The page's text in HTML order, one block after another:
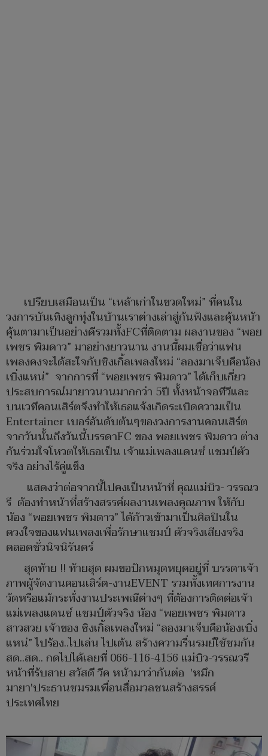
เปรียบเสมือนเป็น “เหล้าเก่าในขวดใหม่” ที่คนใน
วงการบันเทิงลูกทุ่งในบ้านเราต่างเล่าสู่กันฟังและคุ้นหน้า
คุ้นตามาเป็นอย่างดีรวมทั้งFCที่ติดตาม ผลงานของ “พอย
เพชร พิมดาว” มาอย่างยาวนาน งานนี้ผมเชื่อว่าแฟน
เพลงคงจะได้สะใจกับซิงเกิ้ลเพลงใหม่ “ลองมาเจ็บคือน้อง
เบิ่งแหน่” จากการที่ “พอยเพชร พิมดาว” ได้เก็บเกี่ยว
ประสบการณ์มายาวนานมากกว่า 5ปี ทั้งหน้าจอทีวีและ
บนเวทีคอนเสิร์ตจึงทำให้เธอแจ้งเกิดระเบิดความเป็น
Entertainer เบอร์อันดับต้นๆของวงการงานคอนเสิร์ต
จากวันนั้นถึงวันนี้บรรดาFC ของ พอยเพชร พิมดาว ต่าง
กันร่วมใจโหวตให้เธอเป็น เจ้าแม่เพลงแดนซ์ แชมป์ตัว
จริง อย่างไร้คู่แข็ง
แสดงว่าต่อจากนี้ไปคงเป็นหน้าที่ คุณแม่บิว- วรรณว
รี ต้องทำหน้าที่สร้างสรรค์ผลงานเพลงคุณภาพ ให้กับ
น้อง “พอยเพชร พิมดาว” ได้ก้าวเข้ามาเป็นศิลปินใน
ดวงใจของแฟนเพลงเพื่อรักษาแชมป์ ตัวจริงเสียงจริง
ตลอดชั่วนิจนิรันดร์
สุดท้าย !! ท้ายสุด ผมขอปักหมุดหยุดอยู่ที่ บรรดาเจ้า
ภาพผู้จัดงานคอนเสิร์ต-งานEVENT รวมทั้งเทศการงาน
วัดหรือแม้กระทั่งงานประเพณีต่างๆ ที่ต้องการติดต่อเจ้า
แม่เพลงแดนซ์ แชมป์ตัวจริง น้อง “พอยเพชร พิมดาว
สาวสวย เจ้าของ ซิงเกิ้ลเพลงใหม่ “ลองมาเจ็บคือน้องเบิ่ง
แหน่” ไปร้อง..ไปเล่น ไปเต้น สร้างความรื่นรมย์ใช้ชมกัน
สด..สด.. กดไปได้เลยที่ 066-116-4156 แม่บิว-วรรณวรี
หน้าที่รับสาย สวัสดี วีค หน้ามาว่ากันต่อ 'หมึก
มายา'ประธานชมรมเพื่อนสื่อมวลชนสร้างสรรค์
ประเทศไทย